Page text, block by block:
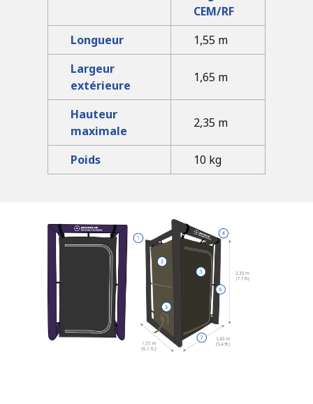
CEM/RF
Longueur
1,55 m
Largeur
extérieure
1,65 m
Hauteur
maximale
2,35 m
Poids 10 kg